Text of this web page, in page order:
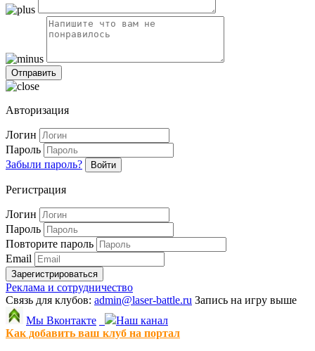
Авторизация
Логин
Пароль
Забыли пароль?
Войти
Регистрация
Логин
Пароль
Повторите пароль
Email
Зарегистрироваться
Реклама и сотрудничество
Связь для клубов: admin@laser-battle.ru Запись на игру выше
Мы Вконтакте
Наш канал
Как добавить ваш клуб на портал